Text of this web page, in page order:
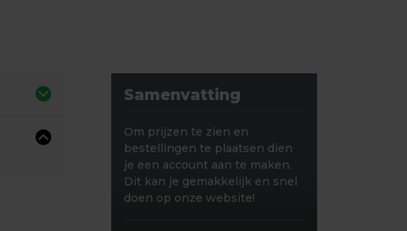
Samenvatting
Om prijzen te zien en
bestellingen te plaatsen dien
je een account aan te maken.
Dit kan je gemakkelijk en snel
doen op onze website!